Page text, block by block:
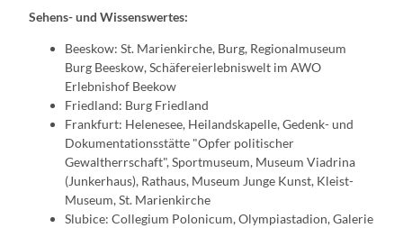
Sehens- und Wissenswertes:
Beeskow: St. Marienkirche, Burg, Regionalmuseum
Burg Beeskow, Schäfereierlebniswelt im AWO
Erlebnishof Beekow
Friedland: Burg Friedland
Frankfurt: Helenesee, Heilandskapelle, Gedenk- und
Dokumentationsstätte "Opfer politischer
Gewaltherrschaft", Sportmuseum, Museum Viadrina
(Junkerhaus), Rathaus, Museum Junge Kunst, Kleist-
Museum, St. Marienkirche
Slubice: Collegium Polonicum, Olympiastadion, Galerie